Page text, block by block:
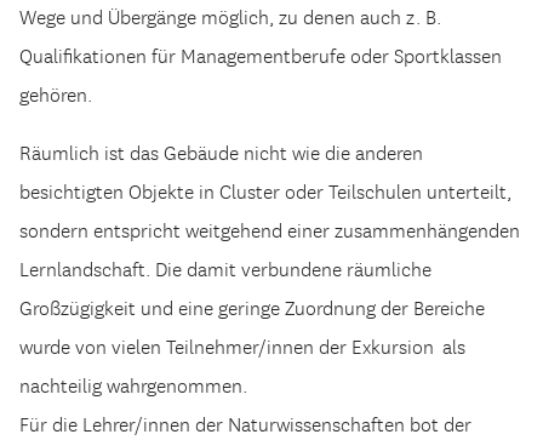
Wege und Übergänge möglich, zu denen auch z. B.
Qualifikationen für Managementberufe oder Sportklassen
gehören.
Räumlich ist das Gebäude nicht wie die anderen
besichtigten Objekte in Cluster oder Teilschulen unterteilt,
sondern entspricht weitgehend einer zusammenhängenden
Lernlandschaft. Die damit verbundene räumliche
Großzügigkeit und eine geringe Zuordnung der Bereiche
wurde von vielen Teilnehmer/innen der Exkursion als
nachteilig wahrgenommen.
Für die Lehrer/innen der Naturwissenschaften bot der